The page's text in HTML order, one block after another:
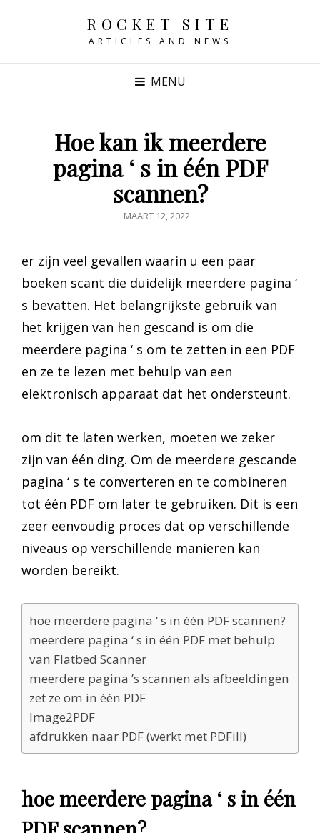
ROCKET SITE
ARTICLES AND NEWS
MENU
Hoe kan ik meerdere
pagina ‘ s in één PDF
scannen?
GEPUBLICEERD
MAART 12, 2022
er zijn veel gevallen waarin u een paar
boeken scant die duidelijk meerdere pagina ‘
s bevatten. Het belangrijkste gebruik van
het krijgen van hen gescand is om die
meerdere pagina ‘ s om te zetten in een PDF
en ze te lezen met behulp van een
elektronisch apparaat dat het ondersteunt.
om dit te laten werken, moeten we zeker
zijn van één ding. Om de meerdere gescande
pagina ‘ s te converteren en te combineren
tot één PDF om later te gebruiken. Dit is een
zeer eenvoudig proces dat op verschillende
niveaus op verschillende manieren kan
worden bereikt.
hoe meerdere pagina ‘ s in één PDF scannen?
meerdere pagina ‘ s in één PDF met behulp
van Flatbed Scanner
meerdere pagina ’s scannen als afbeeldingen
zet ze om in één PDF
Image2PDF
afdrukken naar PDF (werkt met PDFill)
hoe meerdere pagina ‘ s in één